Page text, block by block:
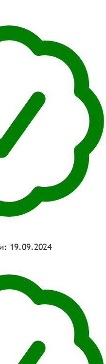
19.09.2024